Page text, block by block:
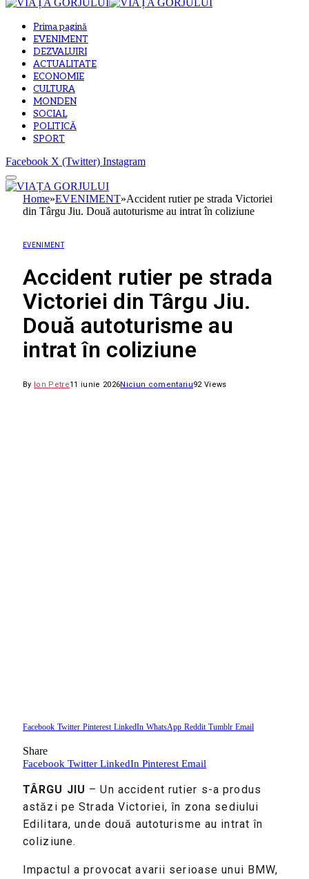
Prima pagină
EVENIMENT
DEZVALUIRI
ACTUALITATE
ECONOMIE
CULTURA
MONDEN
SOCIAL
POLITICĂ
SPORT
Facebook X (Twitter) Instagram
Home»EVENIMENT»Accident rutier pe strada Victoriei
din Târgu Jiu. Două autoturisme au intrat în coliziune
EVENIMENT
Accident rutier pe strada
Victoriei din Târgu Jiu.
Două autoturisme au
intrat în coliziune
By Ion Petre11 iunie 2026Niciun comentariu92 Views
Facebook Twitter Pinterest LinkedIn WhatsApp Reddit Tumblr Email
Share
Facebook Twitter LinkedIn Pinterest Email
TÂRGU JIU – Un accident rutier s-a produs
astăzi pe Strada Victoriei, în zona sediului
Edilitara, unde două autoturisme au intrat în
coliziune.
Impactul a provocat avarii serioase unui BMW,